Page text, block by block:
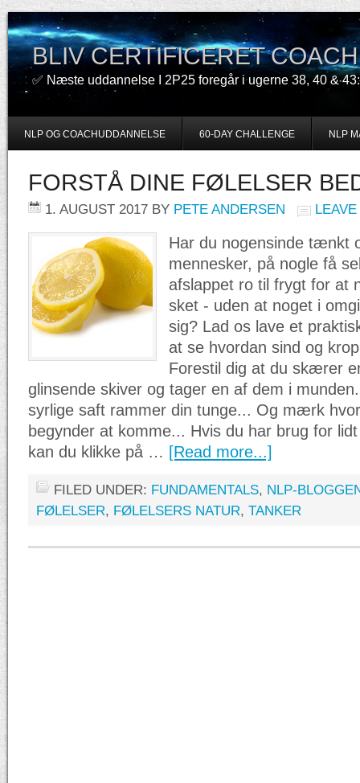
BLIV CERTIFICERET COACH
✅ Næste uddannelse I 2P25 foregår i ugerne 38, 40 & 43:
NLP OG COACHUDDANNELSE 60-DAY CHALLENGE NLP
FORSTÅ DINE FØLELSER
1. AUGUST 2017 BY PETE ANDERSEN
Har du nogensinde tænkt
mennesker, på nogle få
afslappet ro til frygt for at
sket - uden at noget i
sig? Lad os lave et
at se hvordan sind og
Forestil dig at du skærer
glinsende skiver og tager en af dem i
syrlige saft rammer din tunge... Og mærk
begynder at komme... Hvis du har brug for
kan du klikke på … [Read more...]
FILED UNDER: FUNDAMENTALS, NLP-
FØLELSER, FØLELSERS NATUR, TANKER